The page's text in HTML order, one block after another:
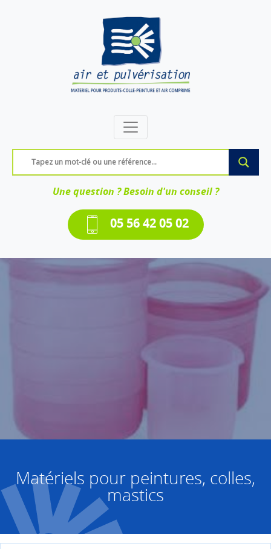
Une question ? Besoin d'un conseil ?
05 56 42 05 02
Matériels pour peintures, colles,
mastics